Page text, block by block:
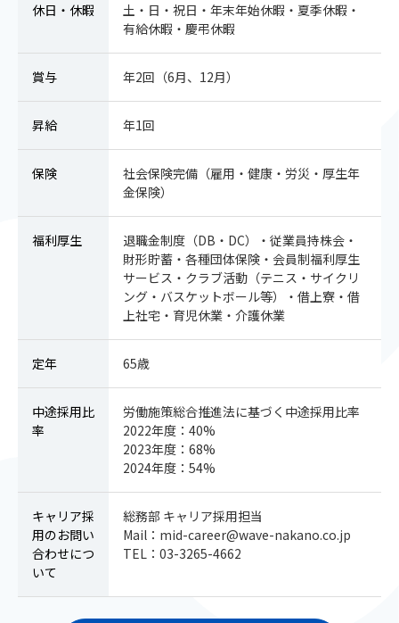
休日・休暇
土・日・祝日・年末年始休暇・夏季休暇・
有給休暇・慶弔休暇
賞与 年2回（6月、12月）
昇給 年1回
保険
社会保険完備（雇用・健康・労災・厚生年
金保険）
福利厚生
退職金制度（DB・DC）・従業員持株会・
財形貯蓄・各種団体保険・会員制福利厚生
サービス・クラブ活動（テニス・サイクリ
ング・バスケットボール等）・借上寮・借
上社宅・育児休業・介護休業
定年 65歳
中途採用比
率
労働施策総合推進法に基づく中途採用比率
2022年度：40%
2023年度：68%
2024年度：54%
キャリア採
用のお問い
合わせにつ
いて
総務部 キャリア採用担当
Mail： mid-career@wave-nakano.co.jp
TEL： 03-3265-4662